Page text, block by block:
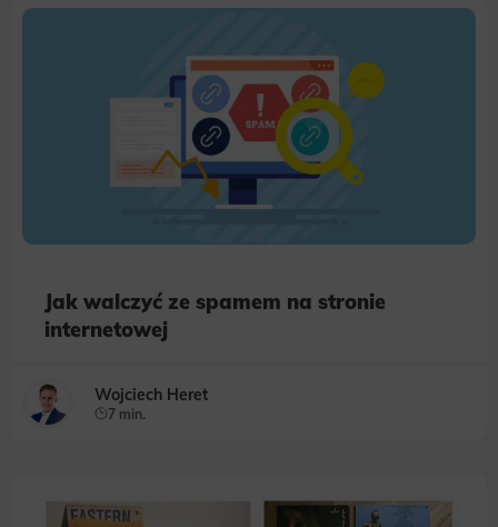
Jak walczyć ze spamem na stronie
internetowej
Wojciech Heret
7 min.